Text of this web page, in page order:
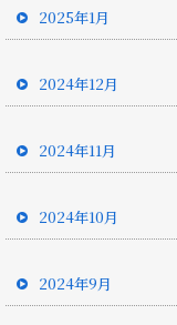
2025年1月
2024年12月
2024年11月
2024年10月
2024年9月